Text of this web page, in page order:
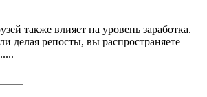
также влияет на уровень заработка.
делая репосты, вы распространяете